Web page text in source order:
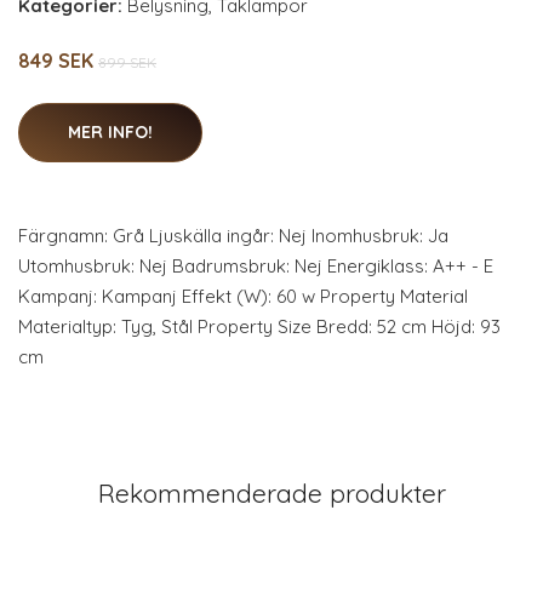
Kategorier: Belysning Taklampor
849 SEK 899 SEK
MER INFO!
Färgnamn: Grå Ljuskälla ingår: Nej Inomhusbruk: Ja
Utomhusbruk: Nej Badrumsbruk: Nej Energiklass: A++ - E
Kampanj: Kampanj Effekt (W): 60 w Property Material
Materialtyp: Tyg, Stål Property Size Bredd: 52 cm Höjd: 93
cm
Rekommenderade produkter